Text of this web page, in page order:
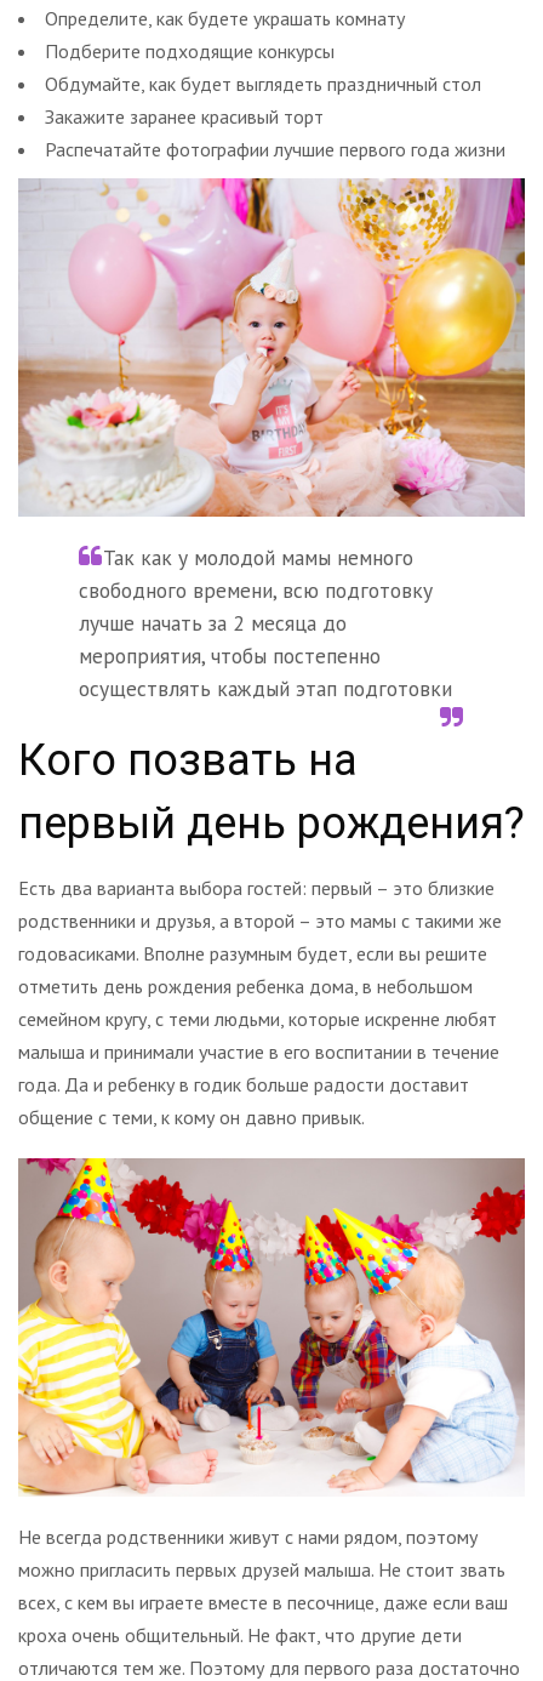
Определите, как будете украшать комнату
Подберите подходящие конкурсы
Обдумайте, как будет выглядеть праздничный стол
Закажите заранее красивый торт
Распечатайте фотографии лучшие первого года жизни
Так как у молодой мамы немного
свободного времени, всю подготовку
лучше начать за 2 месяца до
мероприятия, чтобы постепенно
осуществлять каждый этап подготовки
Кого позвать на
первый день рождения?
Есть два варианта выбора гостей: первый – это близкие
родственники и друзья, а второй – это мамы с такими же
годовасиками. Вполне разумным будет, если вы решите
отметить день рождения ребенка дома, в небольшом
семейном кругу, с теми людьми, которые искренне любят
малыша и принимали участие в его воспитании в течение
года. Да и ребенку в годик больше радости доставит
общение с теми, к кому он давно привык.
Не всегда родственники живут с нами рядом, поэтому
можно пригласить первых друзей малыша. Не стоит звать
всех, с кем вы играете вместе в песочнице, даже если ваш
кроха очень общительный. Не факт, что другие дети
отличаются тем же. Поэтому для первого раза достаточно